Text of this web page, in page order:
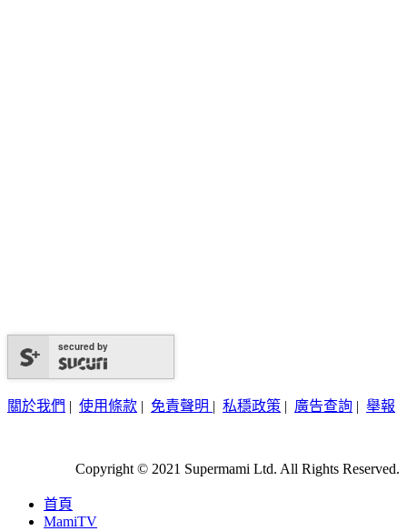
secured by
關於我們 | 使用條款 | 免責聲明 | 私穩政策 | 廣告查詢 | 舉報
Copyright © 2021 Supermami Ltd. All Rights Reserved.
首頁
MamiTV